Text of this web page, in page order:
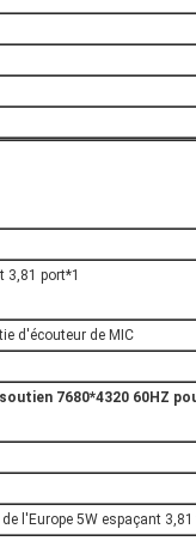
3,81 port*1
d'écouteur de MIC
7680*4320 60HZ
l'Europe 5W espaçant